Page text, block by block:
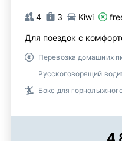
4 3 Kiwi
Для поездок с
Перевозка домашних
Русскоговорящий
Бокс для
4